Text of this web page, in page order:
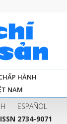
HÀNH
NAM
ESPAÑOL
ISSN 2734-9071